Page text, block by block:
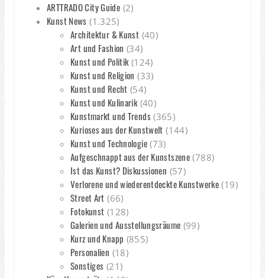
ARTTRADO City Guide (2)
Kunst News (1.325)
Architektur & Kunst (40)
Art und Fashion (34)
Kunst und Politik(124)
Kunst und Religion (33)
Kunst und Recht (54)
Kunst und Kulinarik(40)
Kunstmarkt und Trends(365)
Kurioses aus der Kunstwelt (144)
Kunst und Technologie(73)
Aufgeschnappt aus der Kunstszene (788)
Ist das Kunst? Diskussionen (57)
Verlorene und wiederentdeckte Kunstwerke (19)
Street Art (66)
Fotokunst (128)
Galerien und Ausstellungsräume (99)
Kurz und Knapp (855)
Personalien (18)
Sonstiges (21)